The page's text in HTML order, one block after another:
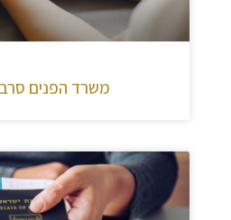
משרד הפנים